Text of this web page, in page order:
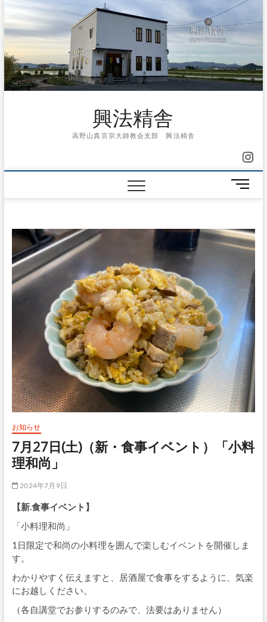
content
興法精舎
高野山真言宗大師教会支部 興法精舎
メ
ニ
ボ
タ
お知らせ
7月27日(土)（新・食事イベント）「小料
理和尚」
2024年7月9日
【新.食事イベント】
「小料理和尚」
1日限定で和尚の小料理を囲んで楽しむイベントを開催しま
す。
わかりやすく伝えますと、居酒屋で食事をするように、気楽
にお越しください。
（各自講堂でお参りするのみで、法要はありません）